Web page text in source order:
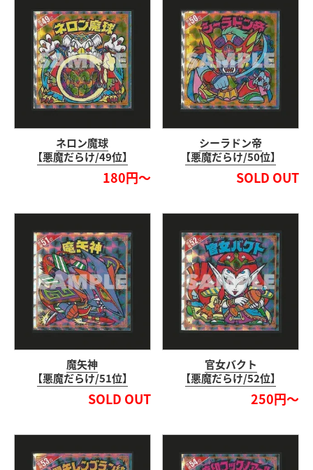
ネロン魔球
【悪魔だらけ/49位】
180円～
シーラドン帝
【悪魔だらけ/50位】
SOLD OUT
魔矢神
【悪魔だらけ/51位】
SOLD OUT
官女バクト
【悪魔だらけ/52位】
250円～